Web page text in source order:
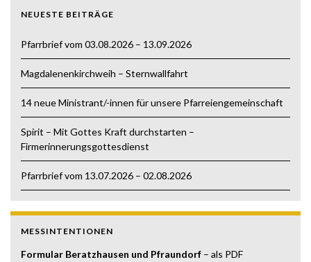
NEUESTE BEITRÄGE
Pfarrbrief vom 03.08.2026 – 13.09.2026
Magdalenenkirchweih – Sternwallfahrt
14 neue Ministrant/-innen für unsere Pfarreiengemeinschaft
Spirit – Mit Gottes Kraft durchstarten –
Firmerinnerungsgottesdienst
Pfarrbrief vom 13.07.2026 – 02.08.2026
MESSINTENTIONEN
Formular Beratzhausen und Pfraundorf – als PDF